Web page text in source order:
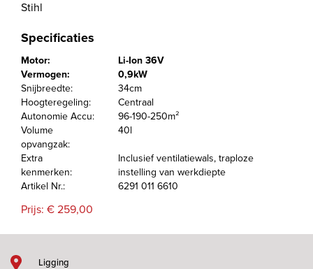
Stihl
Specificaties
Motor:
Li-Ion 36V
Vermogen:
0,9kW
Snijbreedte:
34cm
Hoogteregeling:
Centraal
Autonomie Accu:
96-190-250m²
Volume
opvangzak:
40l
Extra
kenmerken:
Inclusief ventilatiewals, traploze
instelling van werkdiepte
Artikel Nr.:
6291 011 6610
Prijs: € 259,00
Ligging